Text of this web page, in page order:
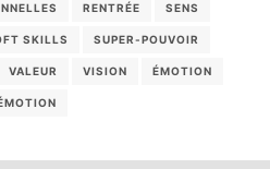
RENTRÉE SENS
SKILLS SUPER-POUVOIR
VALEUR VISION ÉMOTION